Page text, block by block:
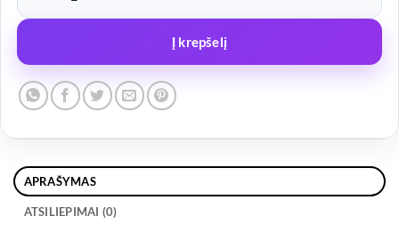
produkto kiekis: LED žibintas – 1859 galinis, kairė, su trikampiu, 12/
Į krepšelį
APRAŠYMAS
ATSILIEPIMAI (0)